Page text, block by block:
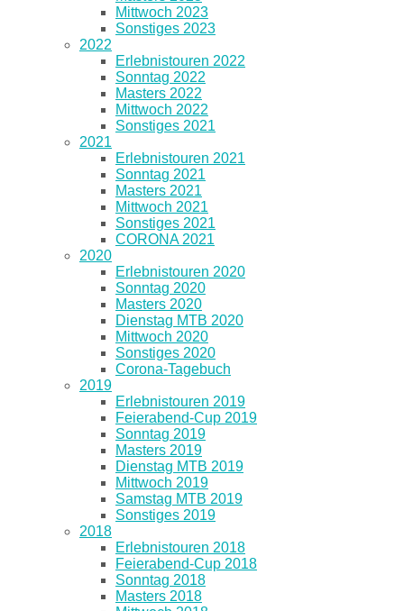
Mittwoch 2023
Sonstiges 2023
2022
Erlebnistouren 2022
Sonntag 2022
Masters 2022
Mittwoch 2022
Sonstiges 2021
2021
Erlebnistouren 2021
Sonntag 2021
Masters 2021
Mittwoch 2021
Sonstiges 2021
CORONA 2021
2020
Erlebnistouren 2020
Sonntag 2020
Masters 2020
Dienstag MTB 2020
Mittwoch 2020
Sonstiges 2020
Corona-Tagebuch
2019
Erlebnistouren 2019
Feierabend-Cup 2019
Sonntag 2019
Masters 2019
Dienstag MTB 2019
Mittwoch 2019
Samstag MTB 2019
Sonstiges 2019
2018
Erlebnistouren 2018
Feierabend-Cup 2018
Sonntag 2018
Masters 2018